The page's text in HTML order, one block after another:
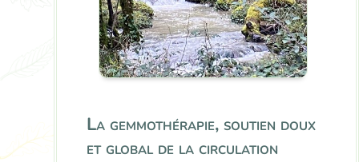
La gemmothérapie, soutien doux
et global de la circulation